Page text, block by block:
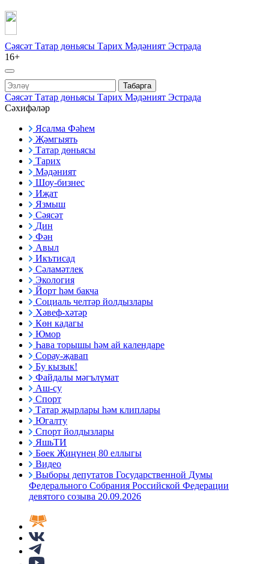
Сәясәт Татар дөньясы Тарих Мәдәният Эстрада
16+
Табарга
Сәясәт Татар дөньясы Тарих Мәдәният Эстрада
Сәхифәләр
Ясалма Фәһем
Җәмгыять
Татар дөньясы
Тарих
Мәдәният
Шоу-бизнес
Иҗат
Язмыш
Сәясәт
Дин
Фән
Авыл
Икътисад
Сәламәтлек
Экология
Йорт һәм бакча
Социаль челтәр йолдызлары
Хәвеф-хәтәр
Көн кадагы
Юмор
Һава торышы һәм ай календаре
Сорау-җавап
Бу кызык!
Файдалы мәгълүмат
Аш-су
Спорт
Татар җырлары һәм клиплары
Югалту
Спорт йолдызлары
ЯшьТИ
Бөек Җиңүнең 80 еллыгы
Видео
Выборы депутатов Государственной Думы
Федерального Собрания Российской Федерации
девятого созыва 20.09.2026